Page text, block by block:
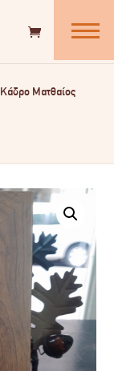
Κάδρο Ματθαίος